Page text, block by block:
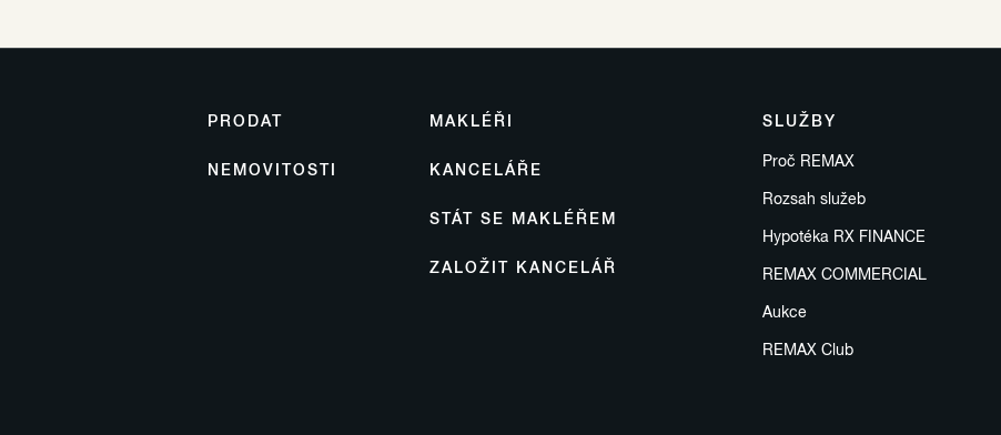
PRODAT
NEMOVITOSTI
SLUŽBY
Proč REMAX
Rozsah služeb
Hypotéka RX FINANCE
REMAX COMMERCIAL
Aukce
REMAX Club
MAKLÉŘI
KANCELÁŘE
STÁT SE MAKLÉŘEM
ZALOŽIT KANCELÁŘ